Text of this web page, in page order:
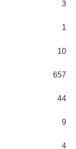
3
1
10
657
44
9
4